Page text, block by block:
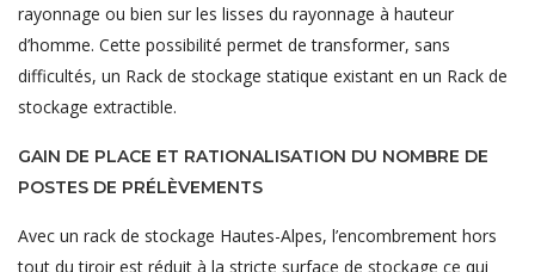
rayonnage ou bien sur les lisses du rayonnage à hauteur
d’homme. Cette possibilité permet de transformer, sans
difficultés, un Rack de stockage statique existant en un Rack de
stockage extractible.
GAIN DE PLACE ET RATIONALISATION DU NOMBRE DE
POSTES DE PRÉLÈVEMENTS
Avec un rack de stockage Hautes-Alpes, l’encombrement hors
tout du tiroir est réduit à la stricte surface de stockage ce qui